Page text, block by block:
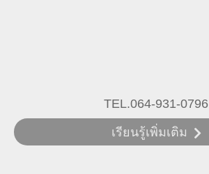
TEL.064-931-0796
เรียนรู้เพิ่มเติม